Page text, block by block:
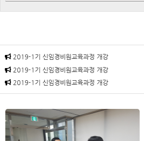
2019-1기 신임경비원교육과정 개강
2019-1기 신임경비원교육과정 개강
2019-1기 신임경비원교육과정 개강